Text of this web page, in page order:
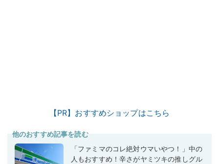
【PR】おすすめショップはこちら
他のおすすめ記事を読む
「ファミマのコレ絶対ウマいやつ！」中の
人もおすすめ！辛さがヤミツキの推しグル